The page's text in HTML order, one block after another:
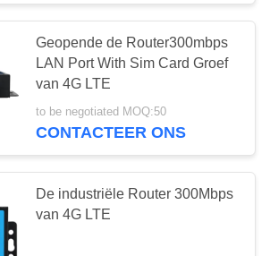
Geopende de Router300mbps
LAN Port With Sim Card Groef
van 4G LTE
to be negotiated MOQ:50
CONTACTEER ONS
De industriële Router 300Mbps
van 4G LTE